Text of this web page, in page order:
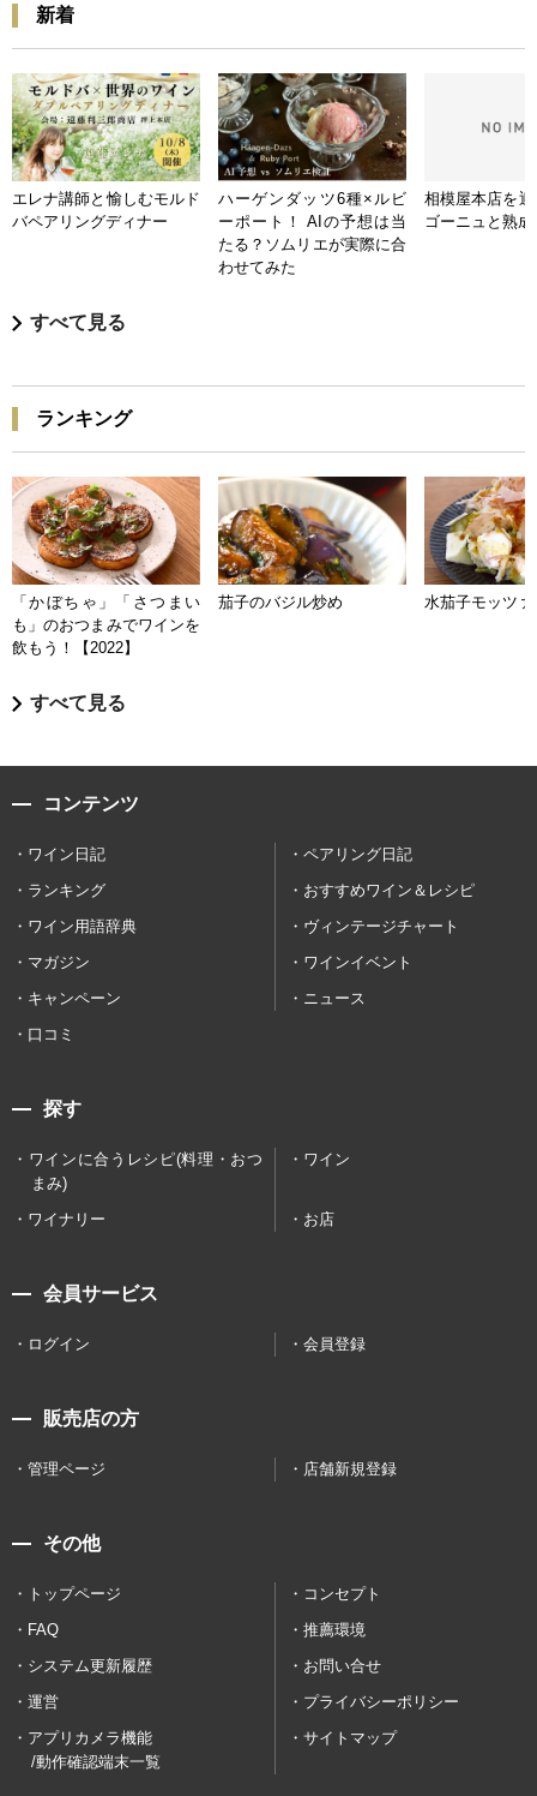
新着
エレナ講師と愉しむモルド
バペアリングディナー
ハーゲンダッツ6種×ルビ
ーポート！ AIの予想は当
たる？ソムリエが実際に合
わせてみた
相模屋本店を
ゴーニュと熟
すべて見る
ランキング
「かぼちゃ」「さつまい
も」のおつまみでワインを
飲もう！【2022】
茄子のバジル炒め 水茄子モッツァ
すべて見る
コンテンツ
ワイン日記
ペアリング日記
ランキング
おすすめワイン＆レシピ
ワイン用語辞典
ヴィンテージチャート
マガジン
ワインイベント
キャンペーン
ニュース
口コミ
探す
ワインに合うレシピ(料理・おつ
まみ)
ワイン
ワイナリー お店
会員サービス
ログイン 会員登録
販売店の方
管理ページ 店舗新規登録
その他
トップページ
コンセプト
FAQ
推薦環境
システム更新履歴
お問い合せ
運営
プライバシーポリシー
アプリカメラ機能
/動作確認端末一覧
サイトマップ